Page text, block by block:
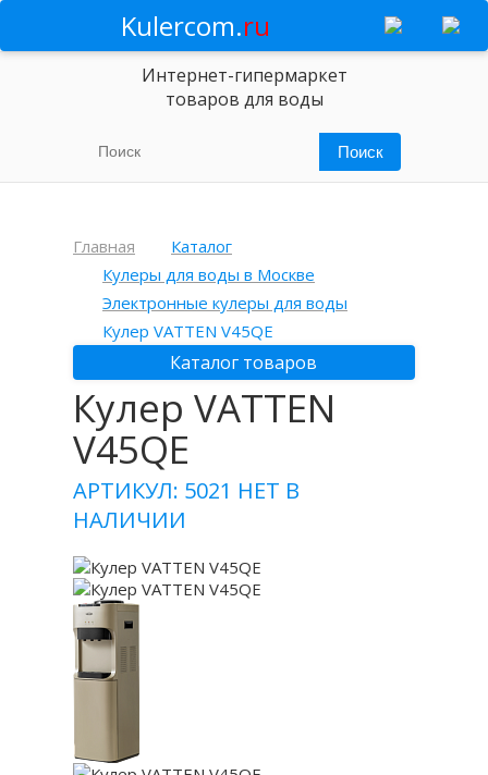
Kulercom.ru
Интернет-гипермаркет
товаров для воды
Главная
Каталог
Кулеры для воды в Москве
Электронные кулеры для воды
Кулер VATTEN V45QE
Каталог товаров
Кулер VATTEN
V45QE
АРТИКУЛ: 5021 НЕТ В
НАЛИЧИИ